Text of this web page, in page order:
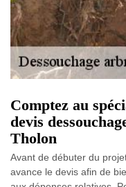
Comptez au
devis
Tholon
Avant de débuter du
avance le devis afin de